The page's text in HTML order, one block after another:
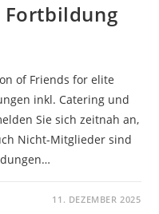
of Friends for elite
inkl. Catering und
Sie sich zeitnah an,
Nicht-Mitglieder sind
11. DEZEMBER 2025